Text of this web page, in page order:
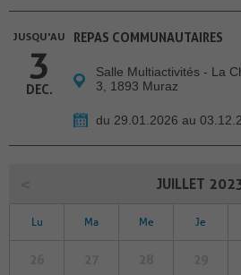
JUSQU'AU
3
DEC.
REPAS COMMUNAUTAIRES
Salle Multiactivités - La
3, 1893 Muraz
du 29.01.2026 au
JUILLET
Lu Ma Me Je